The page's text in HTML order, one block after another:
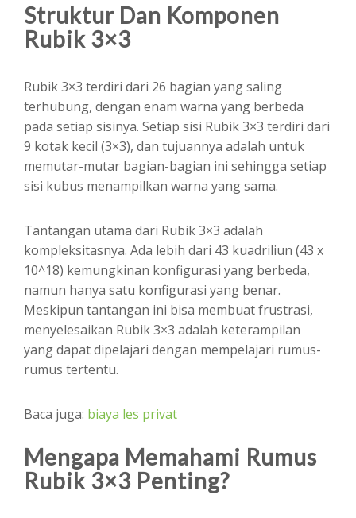
Struktur Dan Komponen
Rubik 3×3
Rubik 3×3 terdiri dari 26 bagian yang saling
terhubung, dengan enam warna yang berbeda
pada setiap sisinya. Setiap sisi Rubik 3×3 terdiri dari
9 kotak kecil (3×3), dan tujuannya adalah untuk
memutar-mutar bagian-bagian ini sehingga setiap
sisi kubus menampilkan warna yang sama.
Tantangan utama dari Rubik 3×3 adalah
kompleksitasnya. Ada lebih dari 43 kuadriliun (43 x
10^18) kemungkinan konfigurasi yang berbeda,
namun hanya satu konfigurasi yang benar.
Meskipun tantangan ini bisa membuat frustrasi,
menyelesaikan Rubik 3×3 adalah keterampilan
yang dapat dipelajari dengan mempelajari rumus-
rumus tertentu.
Baca juga: biaya les privat
Mengapa Memahami Rumus
Rubik 3×3 Penting?